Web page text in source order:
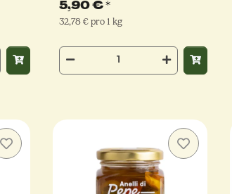
5,90 €*
32,78 € pro 1 kg